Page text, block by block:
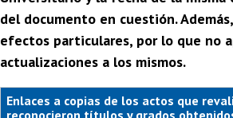
del documento en cuestión.
efectos particulares, por lo que no
actualizaciones a los mismos.
Enlaces a copias de los actos que